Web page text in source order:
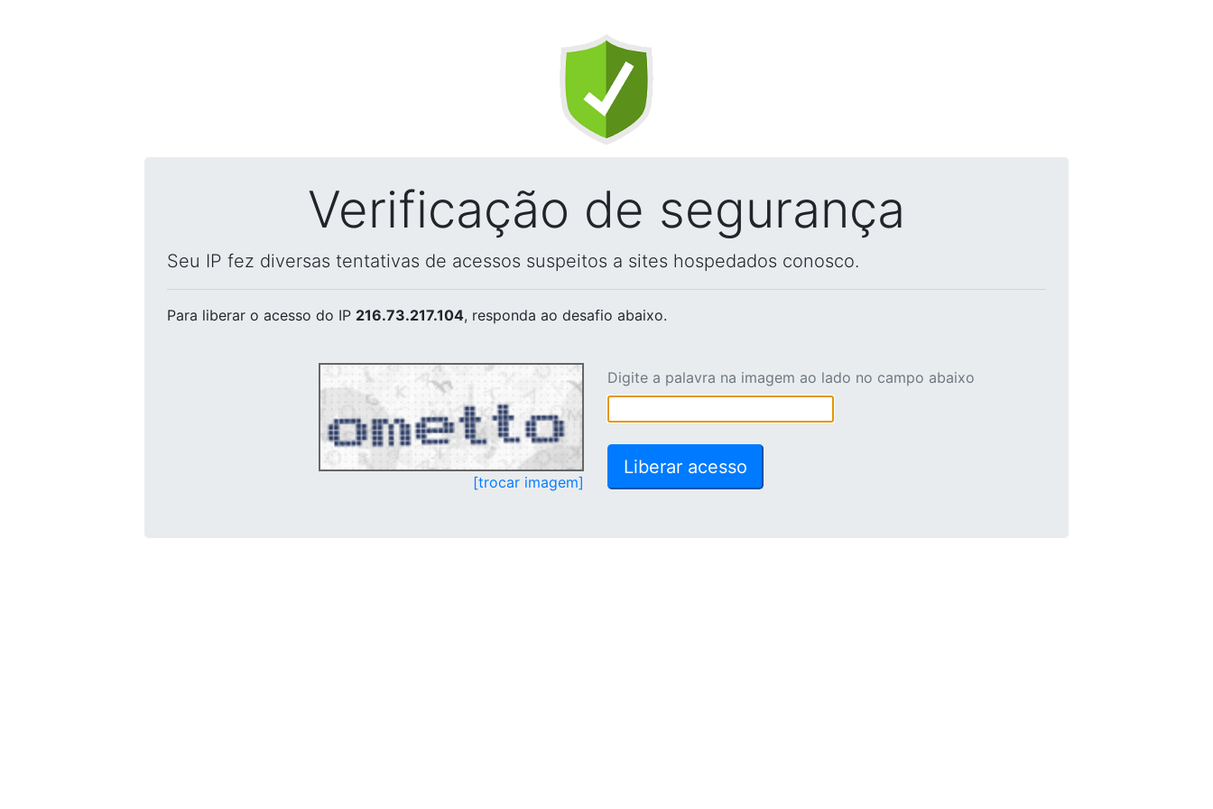
Verificação de segurança
Seu IP fez diversas tentativas de acessos suspeitos a sites hospedados conosco.
Para liberar o acesso do IP 216.73.217.104, responda ao desafio abaixo.
[trocar imagem]
Digite a palavra na imagem ao lado no campo abaixo